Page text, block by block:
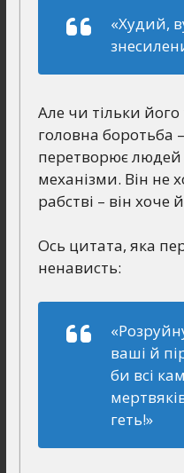
«Худий,
Але чи тільки його
головна боротьба
перетворює людей
механізми. Він не
рабстві – він
Ось цитата, яка
ненависть:
ваші й
би всі
геть!»